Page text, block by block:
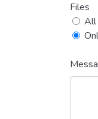
Files
All